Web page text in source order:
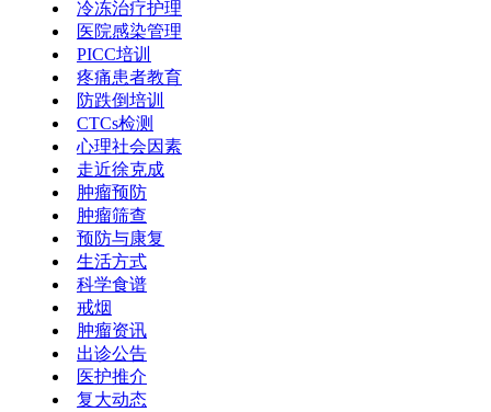
冷冻治疗护理
医院感染管理
PICC培训
疼痛患者教育
防跌倒培训
CTCs检测
心理社会因素
走近徐克成
肿瘤预防
肿瘤筛查
预防与康复
生活方式
科学食谱
戒烟
肿瘤资讯
出诊公告
医护推介
复大动态